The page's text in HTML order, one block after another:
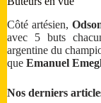
Côté artésien,
avec 5 buts
argentine du
que Emanuel
Nos derniers